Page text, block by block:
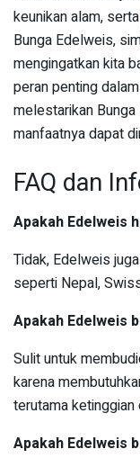
keunikan alam,
Bunga Edelweis,
mengingatkan kita
peran penting
melestarikan
manfaatnya dapat
FAQ dan
Apakah Edelweis
Tidak, Edelweis
seperti Nepal,
Apakah Edelweis
Sulit untuk
karena
terutama ketinggian
Apakah Edelweis